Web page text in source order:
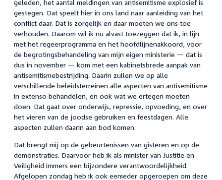
geleden, het aantal meldingen van antisemitisme explosief is
gestegen. Dat speelt hier in ons land naar aanleiding van het
conflict daar. Dat is zorgelijk en daar moeten we ons toe
verhouden. Daarom wil ik nu alvast toezeggen dat ik, in lijn
met het regeerprogramma en het hoofdlijnenakkoord, voor
de begrotingsbehandeling van mijn eigen ministerie — dat is
dus in november — kom met een kabinetsbrede aanpak van
antisemitismebestrijding. Daarin zullen we op alle
verschillende beleidsterreinen alle aspecten van antisemitisme
in extenso behandelen, en ook wat we ertegen moeten
doen. Dat gaat over onderwijs, repressie, opvoeding, en over
het vieren van de joodse gebruiken en feestdagen. Alle
aspecten zullen daarin aan bod komen.
Dat brengt mij op de gebeurtenissen van gisteren en op de
demonstraties. Daarvoor heb ik als minister van Justitie en
Veiligheid immers een bijzondere verantwoordelijkheid.
Afgelopen zondag heb ik ook eenieder opgeroepen om deze